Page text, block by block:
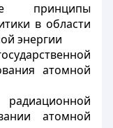
принципы
в области
энергии
атомной
атомной